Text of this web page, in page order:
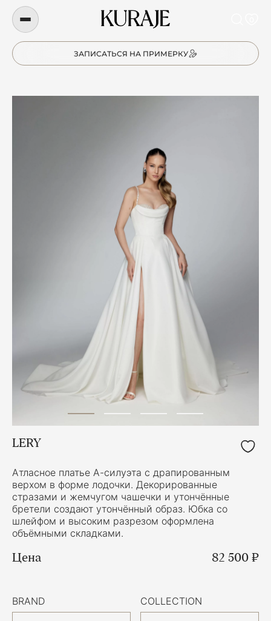
ЗАПИСАТЬСЯ НА ПРИМЕРКУ
LERY
Атласное платье А-силуэта с драпированным
верхом в форме лодочки. Декорированные
стразами и жемчугом чашечки и утончённые
бретели создают утончённый образ. Юбка со
шлейфом и высоким разрезом оформлена
объёмными складками.
Цена 82 500 ₽
BRAND COLLECTION